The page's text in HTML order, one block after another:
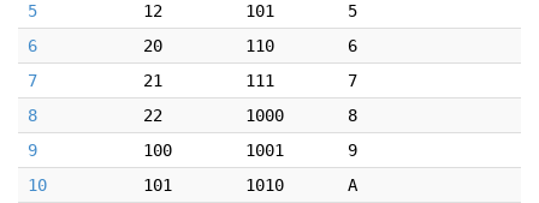
5
12 101
5
6
20 110
6
7
21 111
7
8
22 1000
8
9
100 1001
9
10
101 1010
A